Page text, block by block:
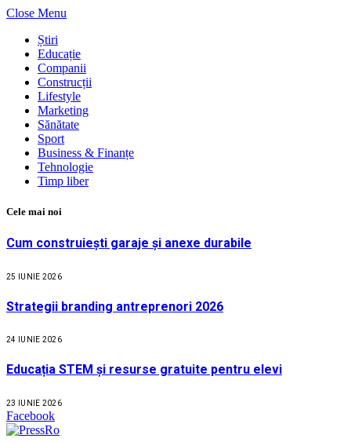
Close Menu
Știri
Educație
Companii
Construcții
Lifestyle
Marketing
Sănătate
Sport
Business & Finanțe
Tehnologie
Timp liber
Cele mai noi
Cum construiești garaje și anexe durabile
25 IUNIE 2026
Strategii branding antreprenori 2026
24 IUNIE 2026
Educația STEM și resurse gratuite pentru elevi
23 IUNIE 2026
Facebook